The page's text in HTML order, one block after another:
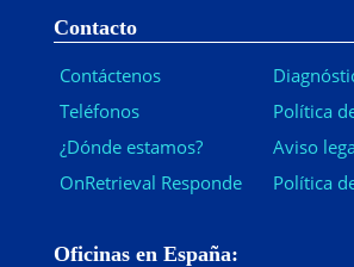
Contacto
Contáctenos
Teléfonos
¿Dónde estamos?
OnRetrieval Responde
Política
Aviso
Política
Oficinas en España: